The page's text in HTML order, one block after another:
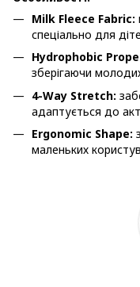
Milk Fleece Fabric:
спеціально для
Hydrophobic
зберігаючи
4-Way Stretch:
адаптується до
Ergonomic Shape:
маленьких